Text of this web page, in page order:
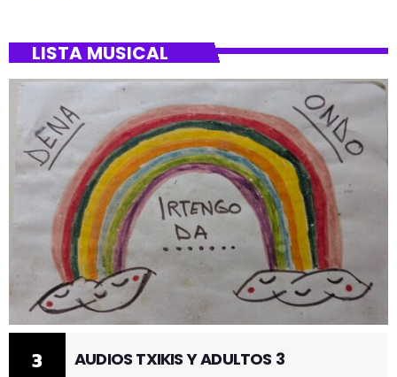
LISTA MUSICAL
3 AUDIOS TXIKIS Y ADULTOS 3